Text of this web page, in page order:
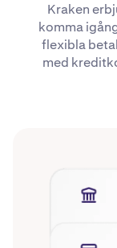
Kraken
komma
flexibla
med